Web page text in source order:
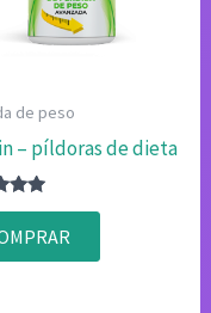
de peso
– píldoras de dieta